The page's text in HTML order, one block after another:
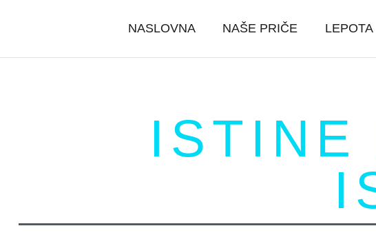
NASLOVNA NAŠE PRIČE LEPOTA
ISTINE